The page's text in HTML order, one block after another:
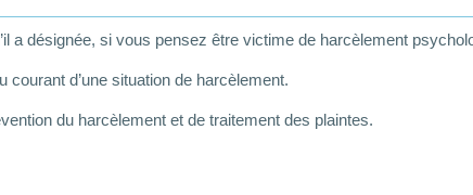
a désignée, si vous pensez être victime de harcèlement
courant d’une situation de harcèlement.
du harcèlement et de traitement des plaintes.